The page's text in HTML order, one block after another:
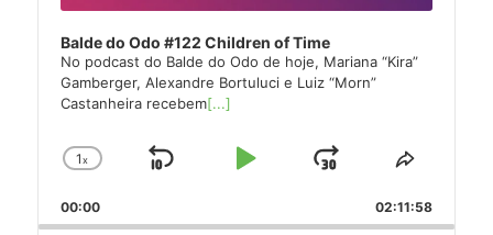
Balde do Odo #122 Children of Time
No podcast do Balde do Odo de hoje, Mariana “Kira”
Gamberger, Alexandre Bortuluci e Luiz “Morn”
Castanheira recebem[...]
Change
Rate
1x
Skip
Play
Jump
Forward
Share
Episode
00:00 02:11:58